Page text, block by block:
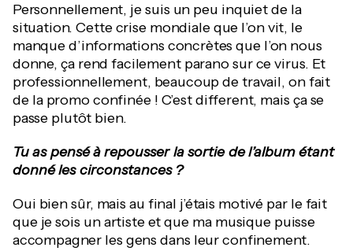
Personnellement, je suis un peu inquiet de la
situation. Cette crise mondiale que l’on vit, le
manque d’informations concrètes que l’on nous
donne, ça rend facilement parano sur ce virus. Et
professionnellement, beaucoup de travail, on fait
de la promo confinée ! C’est different, mais ça se
passe plutôt bien.
Tu as pensé à repousser la sortie de l’album étant
donné les circonstances ?
Oui bien sûr, mais au final j’étais motivé par le fait
que je sois un artiste et que ma musique puisse
accompagner les gens dans leur confinement.